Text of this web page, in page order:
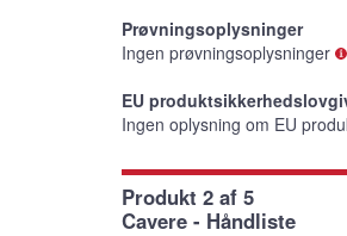
Prøvningsoplysninger
Ingen prøvningsoplysninger
EU
Ingen oplysning om EU
Produkt 2 af 5
Cavere - Håndliste